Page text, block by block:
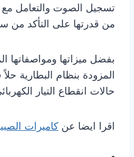
تسجيل الصوت والتعامل
من قدرتها على التأكد من
بفضل ميزاتها ومواصفاتها
المزودة بنظام البطارية
حالات انقطاع التيار
اقرا ايضا عن كاميرات